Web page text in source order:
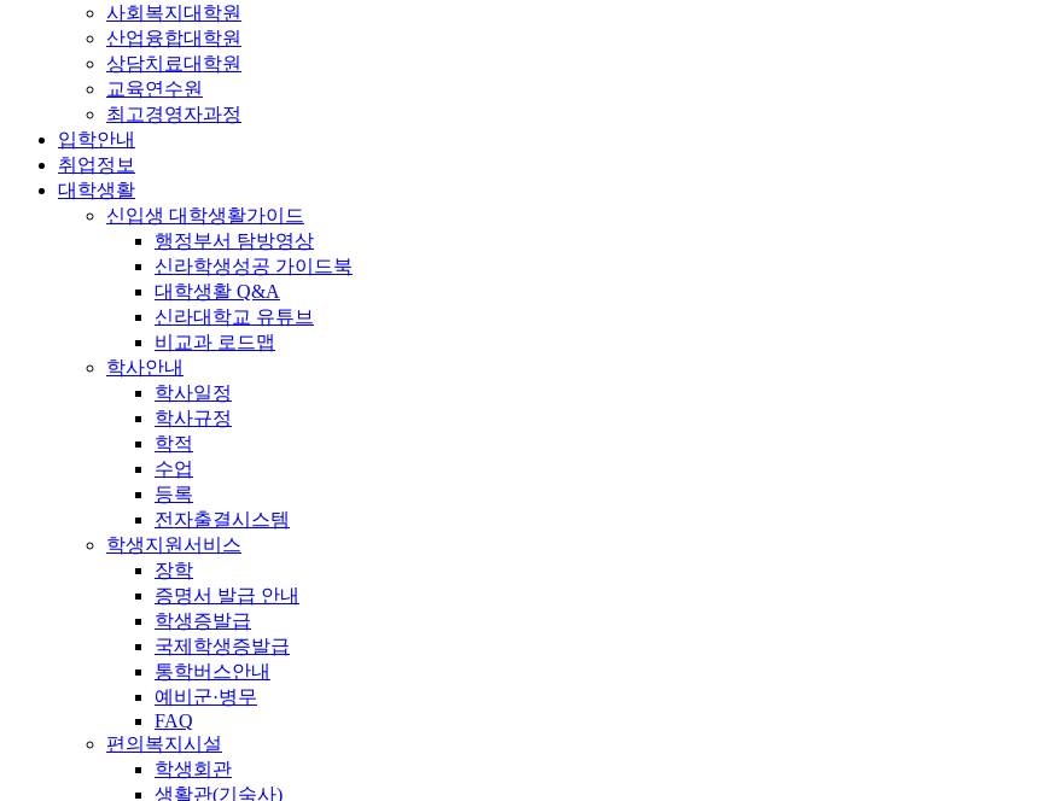
사회복지대학원
산업융합대학원
상담치료대학원
교육연수원
최고경영자과정
입학안내
취업정보
대학생활
신입생 대학생활가이드
행정부서 탐방영상
신라학생성공 가이드북
대학생활 Q&A
신라대학교 유튜브
비교과 로드맵
학사안내
학사일정
학사규정
학적
수업
등록
전자출결시스템
학생지원서비스
장학
증명서 발급 안내
학생증발급
국제학생증발급
통학버스안내
예비군·병무
FAQ
편의복지시설
학생회관
생활관(기숙사)